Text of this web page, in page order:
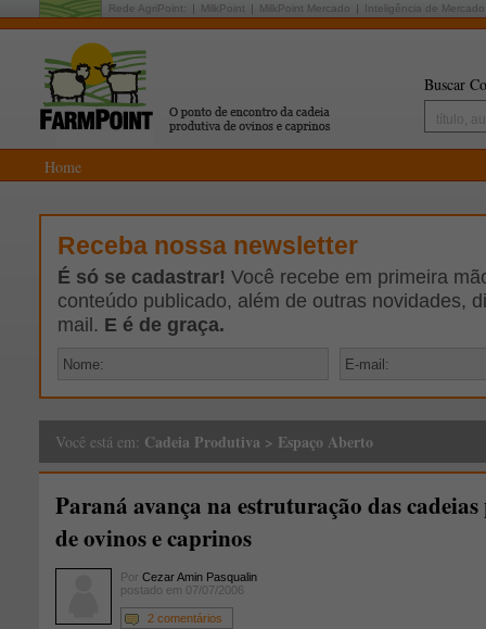
Rede AgriPoint: MilkPoint MilkPoint Mercado Inteligência de Mercado
Buscar
Home
Receba nossa newsletter
É só se cadastrar! Você recebe em primeira
conteúdo publicado, além de outras novidades,
mail. E é de graça.
Você está em: Cadeia Produtiva > Espaço Aberto
Paraná avança na estruturação das
de ovinos e caprinos
Por Cezar Amin Pasqualin
postado em 07/07/2006
2 comentários